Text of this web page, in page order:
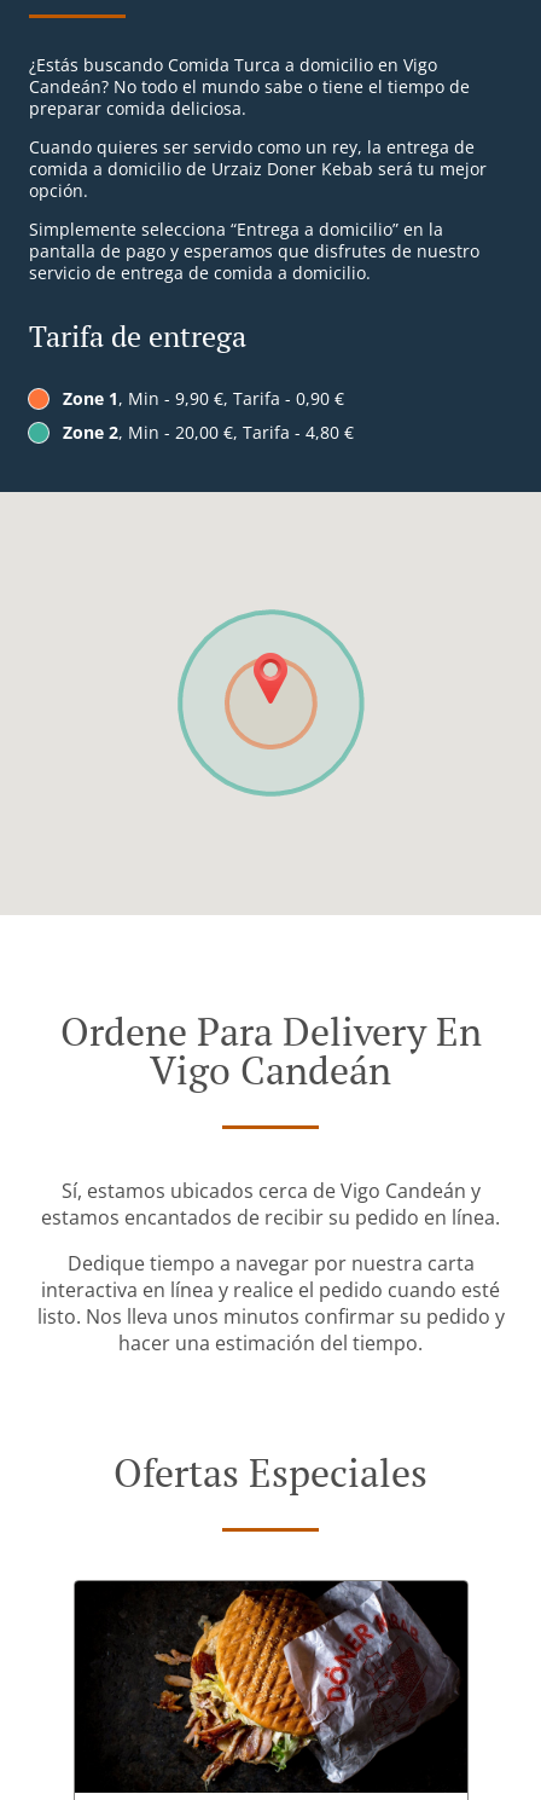
¿Estás buscando Comida Turca a domicilio en Vigo
Candeán? No todo el mundo sabe o tiene el tiempo de
preparar comida deliciosa.
Cuando quieres ser servido como un rey, la entrega de
comida a domicilio de Urzaiz Doner Kebab será tu mejor
opción.
Simplemente selecciona “Entrega a domicilio” en la
pantalla de pago y esperamos que disfrutes de nuestro
servicio de entrega de comida a domicilio.
Tarifa de entrega
Zone 1, Min - 9,90 €, Tarifa - 0,90 €
Zone 2, Min - 20,00 €, Tarifa - 4,80 €
Ordene Para Delivery En
Vigo Candeán
Sí, estamos ubicados cerca de Vigo Candeán y
estamos encantados de recibir su pedido en línea.
Dedique tiempo a navegar por nuestra carta
interactiva en línea y realice el pedido cuando esté
listo. Nos lleva unos minutos confirmar su pedido y
hacer una estimación del tiempo.
Ofertas Especiales